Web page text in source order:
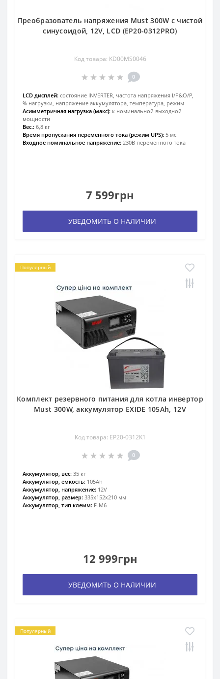
Преобразователь напряжения Must 300W с чистой
синусоидой, 12V, LCD (EP20-0312PRO)
Код товара: KD00MS0046
0
LCD дисплей: состояние INVERTER, частота напряжения I/P&O/P,
% нагрузки, напряжение аккумулятора, температура, режим
Асимметричная нагрузка (макс): к номинальной выходной
мощности
Вес.: 6,8 кг
Время пропускания переменного тока (режим UPS): 5 мс
Входное номинальное напряжение: 230В переменного тока
7 599грн
УВЕДОМИТЬ О НАЛИЧИИ
Популярный
Комплект резервного питания для котла инвертор
Must 300W, аккумулятор EXIDE 105Ah, 12V
Код товара: EP20-0312K1
0
Аккумулятор, вес: 35 кг
Аккумулятор, емкость: 105Ah
Аккумулятор, напряжение: 12V
Аккумулятор, размер: 335х152х210 мм
Аккумулятор, тип клемм: F-M6
12 999грн
УВЕДОМИТЬ О НАЛИЧИИ
Популярный